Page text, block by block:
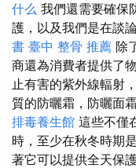
什么 我們還需要確保
護，以及我們是在談
書 臺中 整骨 推薦 除
商還為消費者提供了
止有害的紫外線輻射
質的防曬霜，防曬面
排毒養生館 這些不僅
時，至少在秋冬時期
著它可以提供全天保